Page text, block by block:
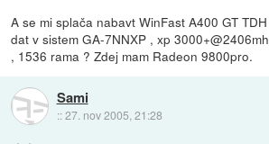
A se mi splača nabavt WinFast A400 GT
dat v sistem GA-7NNXP , xp
, 1536 rama ? Zdej mam Radeon 9800pro.
Sami
::27. nov 2005, 21:28